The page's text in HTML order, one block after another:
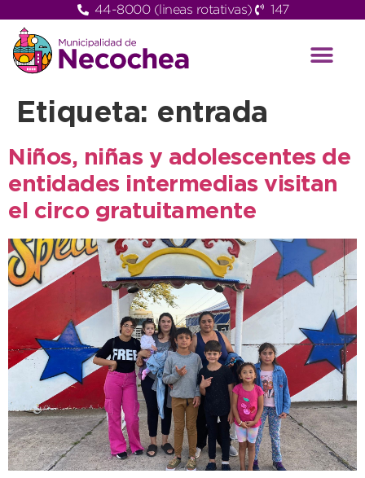
44-8000 (lineas rotativas) 147
Etiqueta: entrada
Niños, niñas y adolescentes de
entidades intermedias visitan
el circo gratuitamente